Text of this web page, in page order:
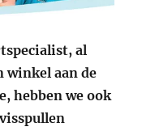
al
winkel aan de
hebben we ook